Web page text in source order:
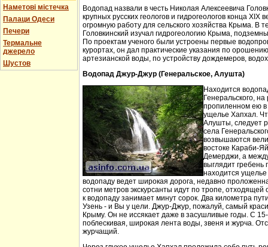
Наметові містечка
Палаци Одеси
Печери
Термальне
джерело
Шустов
Водопад назвали в честь Николая Алексеевича
крупных русских геологов и гидрогеологов конца XIX
огромную работу для сельского хозяйства Крыма. В
Головкинский изучал гидрогеологию Крыма,
По проектам ученого были устроены первые
курортах, он дал практические указания по
артезианской воды, по устройству дождемеров,
Водопад Джур-Джур (Генеральское, Алушта)
Находится
Генеральского,
пропиленном ею в
ущелье Хапхал.
Алушты, следует
села
возвышаются
востоке Караби-
Демерджи, а
выглядит гребень
находится
водопаду ведет широкая дорога, недавно
сотни метров экскурсанты идут по тропе, отходящей
к водопаду занимает минут сорок. Два километра
Узень - и Вы у цели. Джур-Джур, пожалуй, самый
Крыму. Он не иссякает даже в засушливые годы. С
поблескивая, широкая лента воды, звеня и журча.
журчащий.